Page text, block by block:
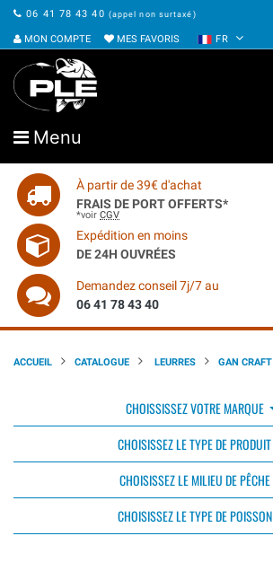
06 41 78 43 40 (appel non surtaxé)
MON COMPTE MES FAVORIS FR
Menu
À partir de 39€ d'achat
FRAIS DE PORT OFFERTS*
*voir CGV
Expédition en moins
DE 24H OUVRÉES
Demandez conseil 7j/7 au
06 41 78 43 40
ACCUEIL CATALOGUE LEURRES GAN CRAFT
CHOISSISSEZ VOTRE MARQUE
CHOISISSEZ LE TYPE DE PRODUIT
CHOISISSEZ LE MILIEU DE PÊCHE
CHOISISSEZ LE TYPE DE POISSON